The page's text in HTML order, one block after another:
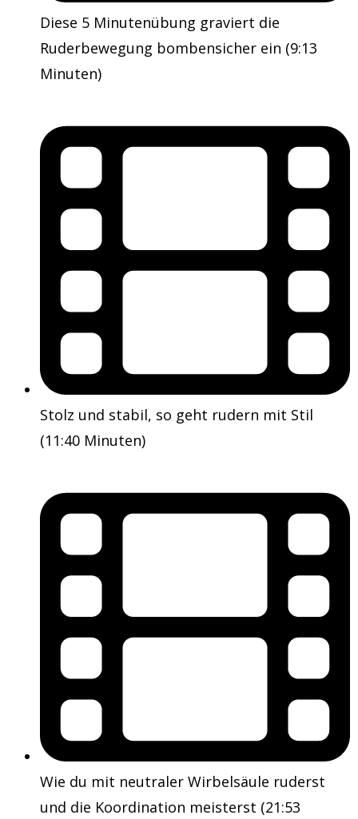
Diese 5 Minutenübung graviert die
Ruderbewegung bombensicher ein (9:13
Minuten)
Stolz und stabil, so geht rudern mit Stil
(11:40 Minuten)
Wie du mit neutraler Wirbelsäule ruderst
und die Koordination meisterst (21:53